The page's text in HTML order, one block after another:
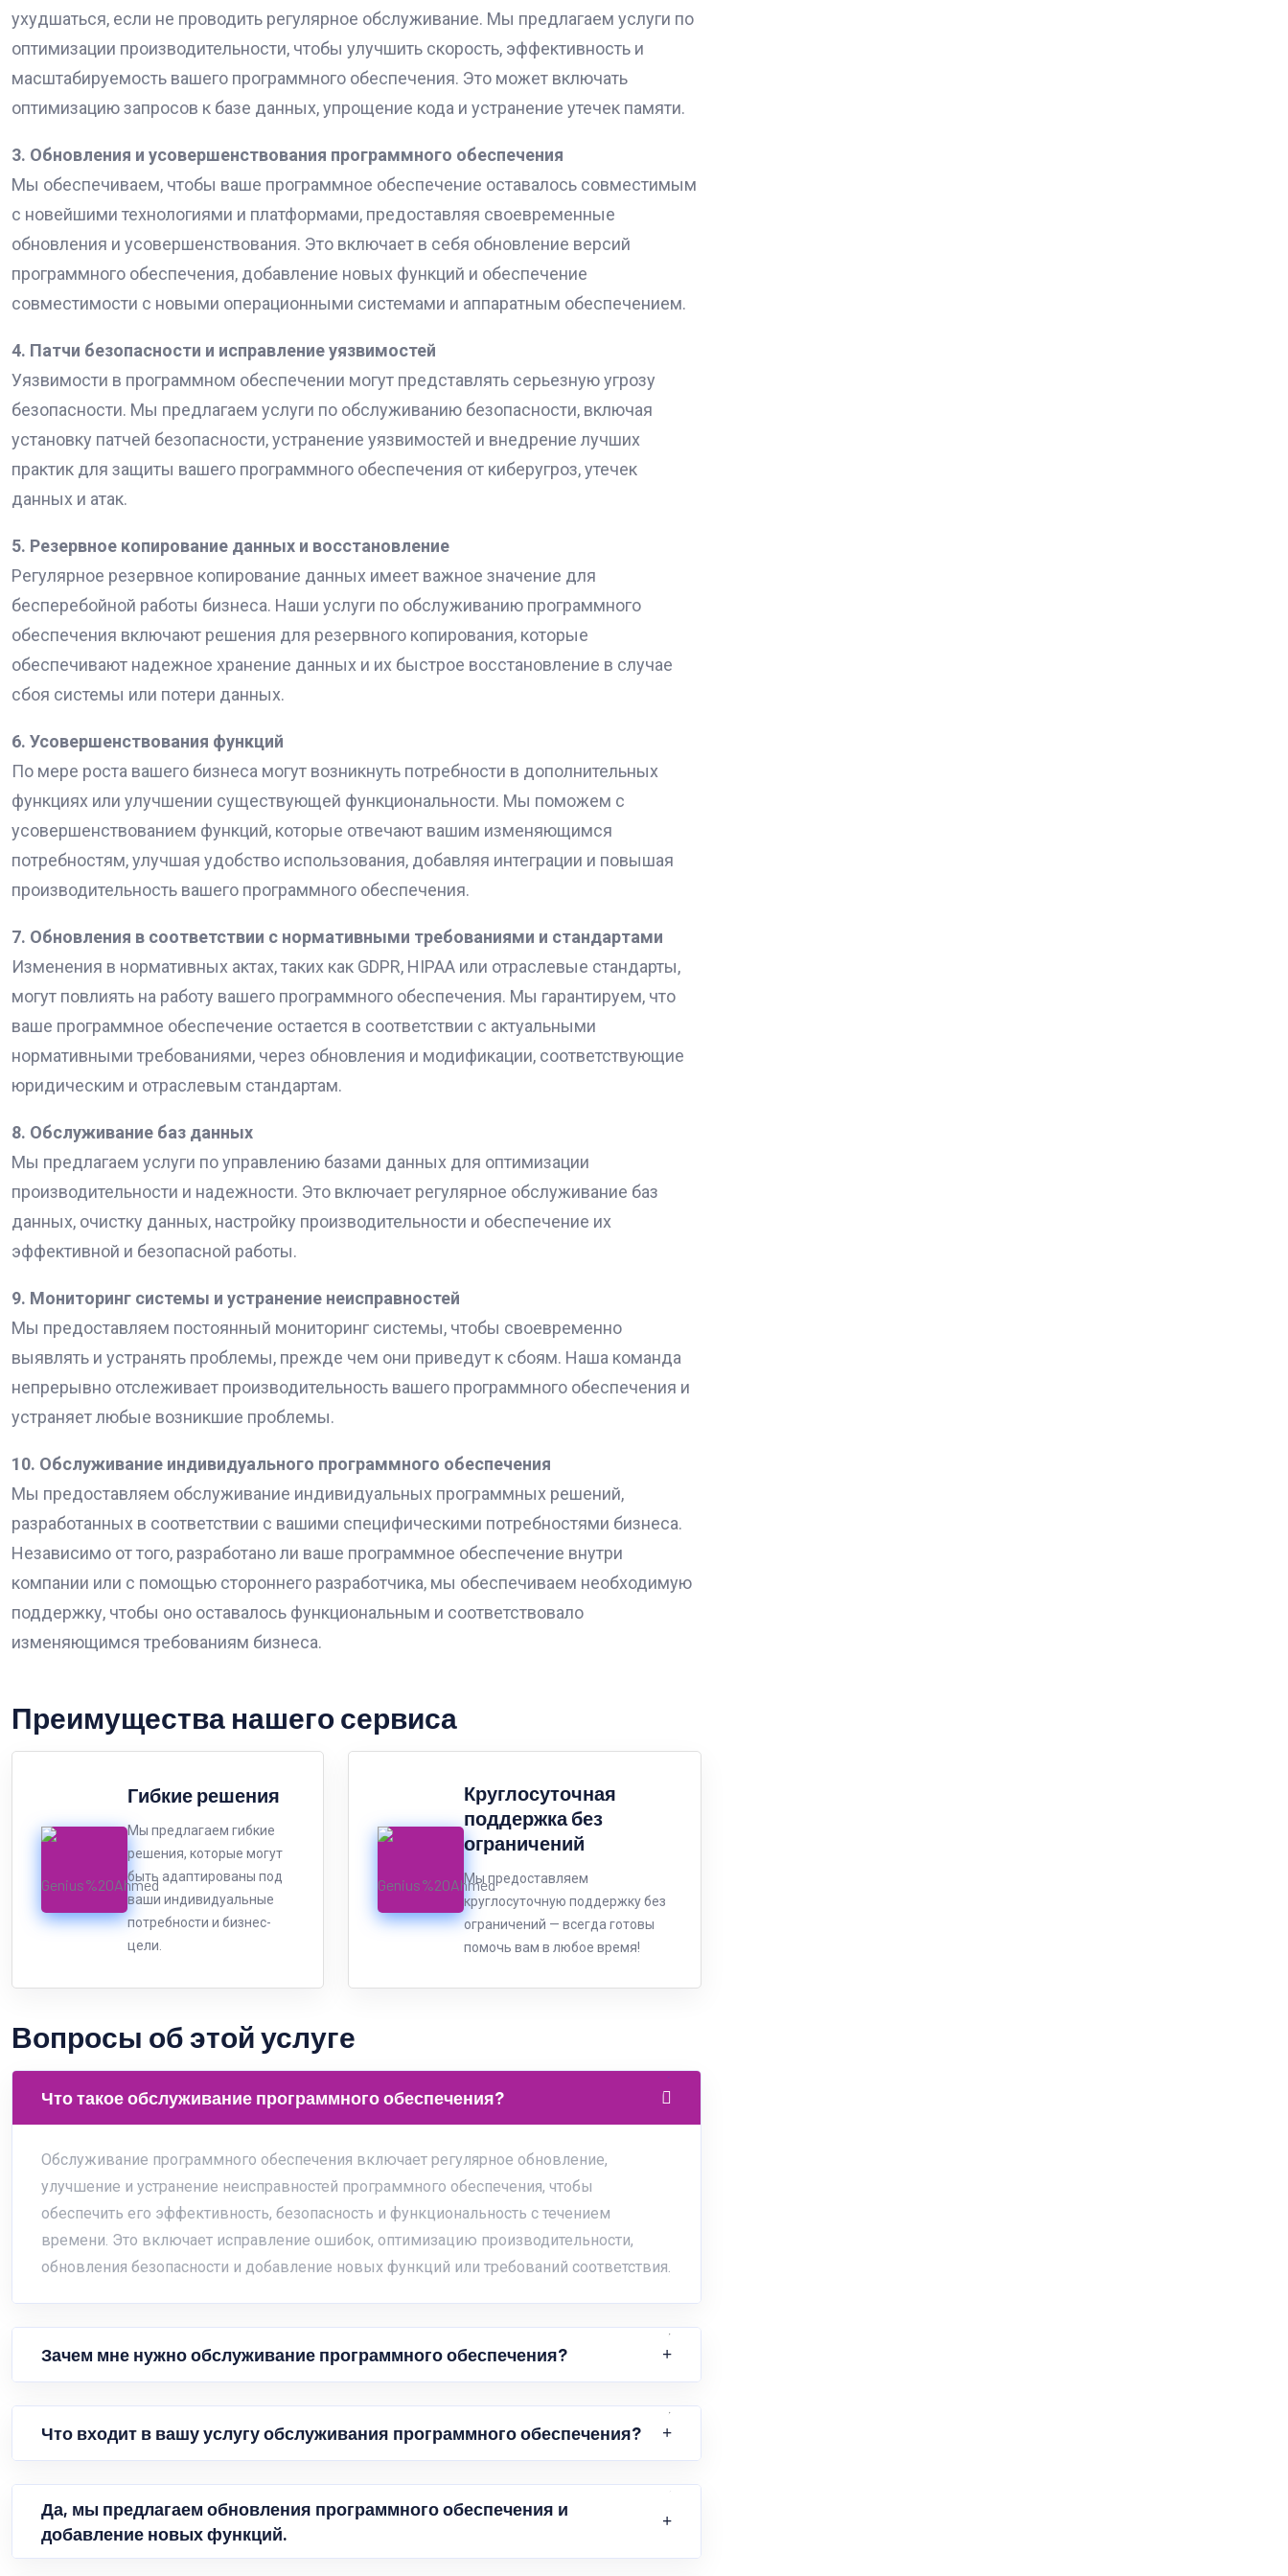
ухудшаться, если не проводить регулярное обслуживание. Мы предлагаем услуги по
оптимизации производительности, чтобы улучшить скорость, эффективность и
масштабируемость вашего программного обеспечения. Это может включать
оптимизацию запросов к базе данных, упрощение кода и устранение утечек памяти.
3. Обновления и усовершенствования программного обеспечения
Мы обеспечиваем, чтобы ваше программное обеспечение оставалось совместимым
с новейшими технологиями и платформами, предоставляя своевременные
обновления и усовершенствования. Это включает в себя обновление версий
программного обеспечения, добавление новых функций и обеспечение
совместимости с новыми операционными системами и аппаратным обеспечением.
4. Патчи безопасности и исправление уязвимостей
Уязвимости в программном обеспечении могут представлять серьезную угрозу
безопасности. Мы предлагаем услуги по обслуживанию безопасности, включая
установку патчей безопасности, устранение уязвимостей и внедрение лучших
практик для защиты вашего программного обеспечения от киберугроз, утечек
данных и атак.
5. Резервное копирование данных и восстановление
Регулярное резервное копирование данных имеет важное значение для
бесперебойной работы бизнеса. Наши услуги по обслуживанию программного
обеспечения включают решения для резервного копирования, которые
обеспечивают надежное хранение данных и их быстрое восстановление в случае
сбоя системы или потери данных.
6. Усовершенствования функций
По мере роста вашего бизнеса могут возникнуть потребности в дополнительных
функциях или улучшении существующей функциональности. Мы поможем с
усовершенствованием функций, которые отвечают вашим изменяющимся
потребностям, улучшая удобство использования, добавляя интеграции и повышая
производительность вашего программного обеспечения.
7. Обновления в соответствии с нормативными требованиями и стандартами
Изменения в нормативных актах, таких как GDPR, HIPAA или отраслевые стандарты,
могут повлиять на работу вашего программного обеспечения. Мы гарантируем, что
ваше программное обеспечение остается в соответствии с актуальными
нормативными требованиями, через обновления и модификации, соответствующие
юридическим и отраслевым стандартам.
8. Обслуживание баз данных
Мы предлагаем услуги по управлению базами данных для оптимизации
производительности и надежности. Это включает регулярное обслуживание баз
данных, очистку данных, настройку производительности и обеспечение их
эффективной и безопасной работы.
9. Мониторинг системы и устранение неисправностей
Мы предоставляем постоянный мониторинг системы, чтобы своевременно
выявлять и устранять проблемы, прежде чем они приведут к сбоям. Наша команда
непрерывно отслеживает производительность вашего программного обеспечения и
устраняет любые возникшие проблемы.
10. Обслуживание индивидуального программного обеспечения
Мы предоставляем обслуживание индивидуальных программных решений,
разработанных в соответствии с вашими специфическими потребностями бизнеса.
Независимо от того, разработано ли ваше программное обеспечение внутри
компании или с помощью стороннего разработчика, мы обеспечиваем необходимую
поддержку, чтобы оно оставалось функциональным и соответствовало
изменяющимся требованиям бизнеса.
Преимущества нашего сервиса
Гибкие решения
Мы предлагаем гибкие
решения, которые могут
быть адаптированы под
ваши индивидуальные
потребности и бизнес-
цели.
Круглосуточная
поддержка без
ограничений
Мы предоставляем
круглосуточную поддержку без
ограничений — всегда готовы
помочь вам в любое время!
Вопросы об этой услуге
Что такое обслуживание программного обеспечения?
Обслуживание программного обеспечения включает регулярное обновление,
улучшение и устранение неисправностей программного обеспечения, чтобы
обеспечить его эффективность, безопасность и функциональность с течением
времени. Это включает исправление ошибок, оптимизацию производительности,
обновления безопасности и добавление новых функций или требований соответствия.
Зачем мне нужно обслуживание программного обеспечения?
Что входит в вашу услугу обслуживания программного обеспечения?
Да, мы предлагаем обновления программного обеспечения и
добавление новых функций.